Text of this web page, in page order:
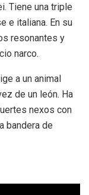
Tiene una triple
e italiana. En su
resonantes y
narco.
a un animal
de un león. Ha
nexos con
bandera de